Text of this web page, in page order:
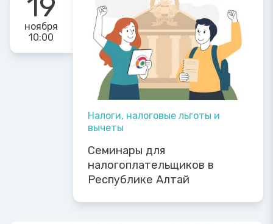
ноября
10:00
Налоги, налоговые льготы и
вычеты
Семинары для
налогоплательщиков в
Республике Алтай